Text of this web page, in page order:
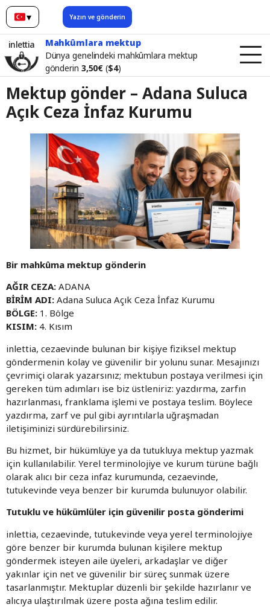
▾
Türkçe Yazın ve gönderin
inlettia
Mahkûmlara mektup
Dünya genelindeki mahkûmlara mektup
gönderin 3,50€($4)
Mektup gönder – Adana Suluca
Açık Ceza İnfaz Kurumu
Bir mahkûma mektup gönderin
AĞIR CEZA: ADANA
BİRİM ADI: Adana Suluca Açık Ceza İnfaz Kurumu
BÖLGE: 1. Bölge
KISIM: 4. Kısım
inlettia, cezaevinde bulunan bir kişiye fiziksel mektup
göndermenin kolay ve güvenilir bir yolunu sunar. Mesajınızı
çevrimiçi olarak yazarsınız; mektubun postaya verilmesi için
gereken tüm adımları ise biz üstleniriz: yazdırma, zarfın
hazırlanması, franklama işlemi ve postaya teslim. Böylece
yazdırma, zarf ve pul gibi ayrıntılarla uğraşmadan
iletişiminizi sürdürebilirsiniz.
Bu hizmet, bir hükümlüye ya da tutukluya mektup yazmak
için kullanılabilir. Yerel terminolojiye ve kurum türüne bağlı
olarak alıcı bir ceza infaz kurumunda, cezaevinde,
tutukevinde veya benzer bir kurumda bulunuyor olabilir.
Tutuklu ve hükümlüler için güvenilir posta gönderimi
inlettia, cezaevinde, tutukevinde veya yerel terminolojiye
göre benzer bir kurumda bulunan kişilere mektup
göndermek isteyen aile üyeleri, arkadaşlar ve diğer
yakınlar için net ve güvenilir bir süreç sunmak üzere
tasarlanmıştır. Mektuplar düzenli bir şekilde hazırlanır ve
alıcıya ulaştırılmak üzere posta ağına teslim edilir.